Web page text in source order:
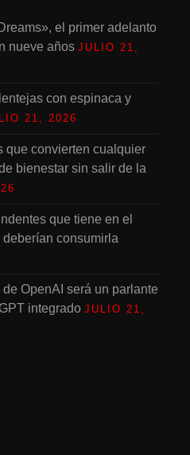
el primer adelanto
nueve años JULIO 21,
con espinaca y
21, 2026
que convierten cualquier
bienestar sin salir de la
que tiene en el
consumirla
OpenAI será un parlante
integrado JULIO 21,